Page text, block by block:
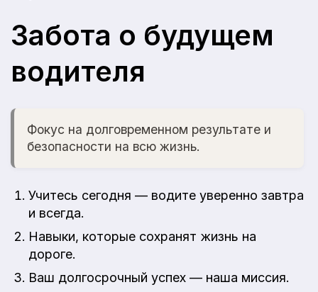
Забота о будущем
водителя
Фокус на долговременном результате и
безопасности на всю жизнь.
Учитесь сегодня — водите уверенно завтра
и всегда.
Навыки, которые сохранят жизнь на
дороге.
Ваш долгосрочный успех — наша миссия.